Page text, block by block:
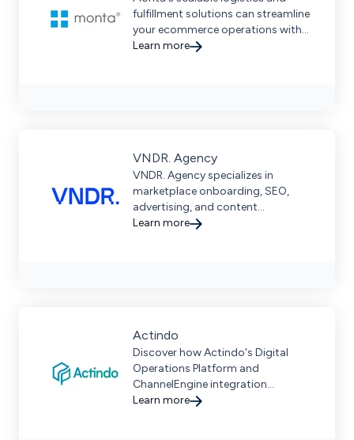
fulfillment solutions can streamline
your ecommerce operations with
advanced technology and an
Learn more
VNDR. Agency
VNDR. Agency specializes in
marketplace onboarding, SEO,
advertising, and content
optimization to help brands grow
Learn more
Actindo
Discover how Actindo's Digital
Operations Platform and
ChannelEngine integration
streamline omnichannel commerce
Learn more